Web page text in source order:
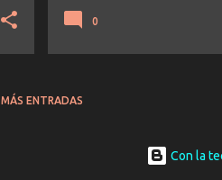
0
MÁS ENTRADAS
Con la